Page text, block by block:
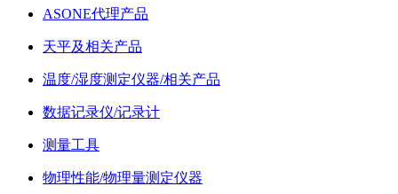
ASONE代理产品
天平及相关产品
温度/湿度测定仪器/相关产品
数据记录仪/记录计
测量工具
物理性能/物理量测定仪器